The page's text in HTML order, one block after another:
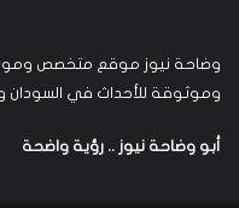
وضاحة نيوز موقع متخصص
وموثوقة للأحداث في السودان
أبو وضاحة نيوز .. رؤية واضحة